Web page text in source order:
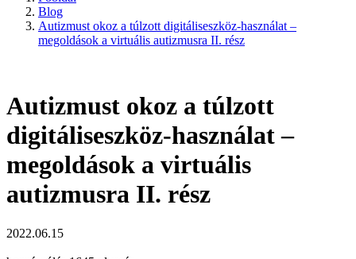
Blog
Autizmust okoz a túlzott digitáliseszköz-használat –
megoldások a virtuális autizmusra II. rész
Autizmust okoz a túlzott
digitáliseszköz-használat –
megoldások a virtuális
autizmusra II. rész
2022.06.15